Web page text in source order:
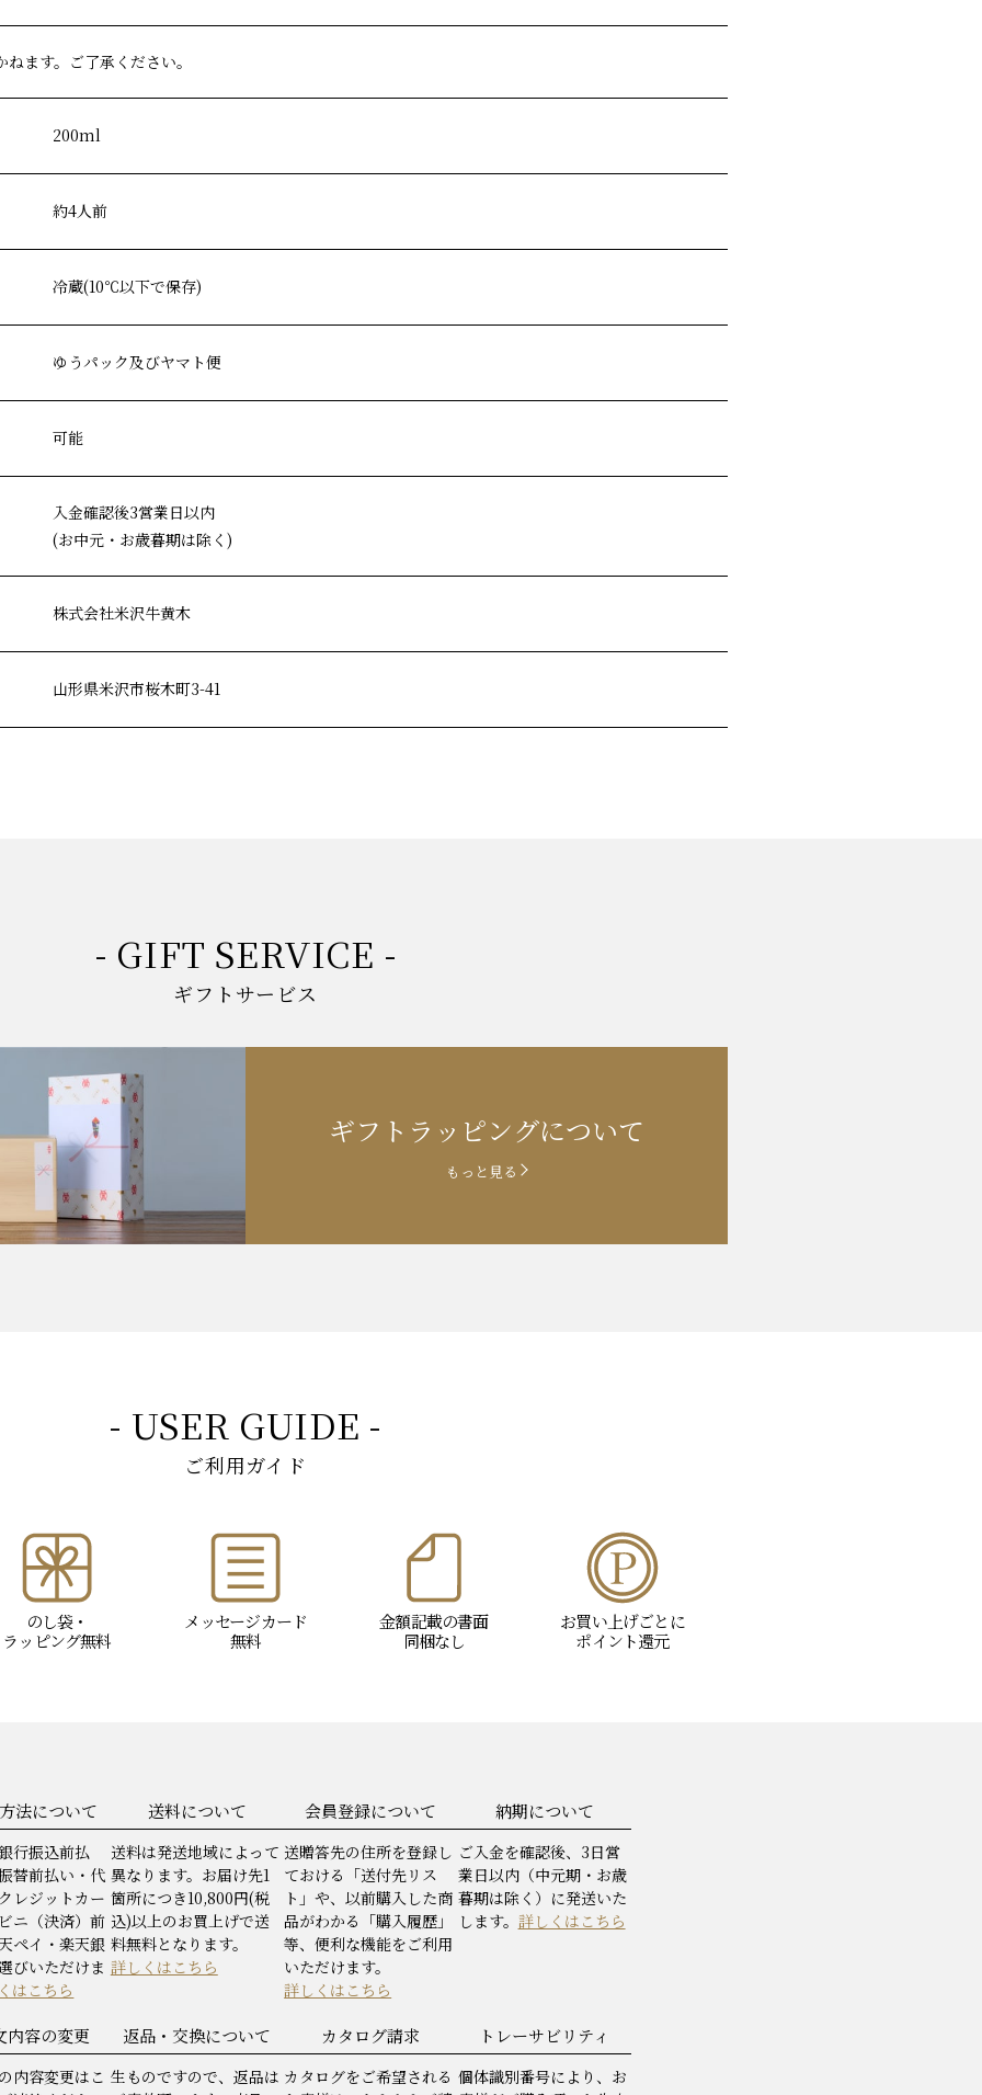
ます。ご了承ください。
200ml
約4人前
冷蔵(10℃以下で保存)
ゆうパック及びヤマト便
可能
入金確認後3営業日以内
(お中元・お歳暮期は除く)
株式会社米沢牛黄木
山形県米沢市桜木町3-41
- GIFT SERVICE -
ギフトサービス
ギフトラッピングについて
もっと見る
- USER GUIDE -
ご利用ガイド
のし袋・
ラッピング無料
メッセージカード
無料
金額記載の書面
同梱なし
お買い上げごとに
ポイント還元
法について
行振込前払
替前払い・代
レジットカー
ニ（決済）前
ペイ・楽天銀
びいただけま
はこちら
送料について
送料は発送地域によって
異なります。お届け先1
箇所につき10,800円(税
込)以上のお買上げで送
料無料となります。
詳しくはこちら
会員登録について
送贈答先の住所を登録し
ておける「送付先リス
ト」や、以前購入した商
品がわかる「購入履歴」
等、便利な機能をご利用
いただけます。
詳しくはこちら
納期について
ご入金を確認後、3日営
業日以内（中元期・お歳
暮期は除く）に発送いた
します。 詳しくはこちら
内容の変更
内容変更はこ
返品・交換について
生ものですので、返品は
カタログ請求
カタログをご希望される
トレーサビリティ
個体識別番号により、お